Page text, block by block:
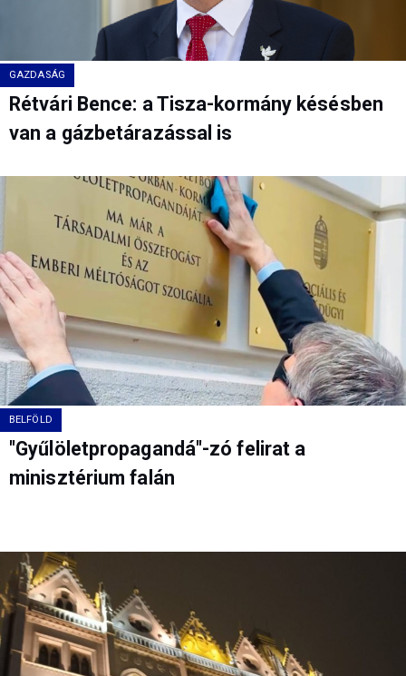
GAZDASÁG
Rétvári Bence: a Tisza-kormány késésben
van a gázbetárazással is
BELFÖLD
"Gyűlöletpropagandá"-zó felirat a
minisztérium falán